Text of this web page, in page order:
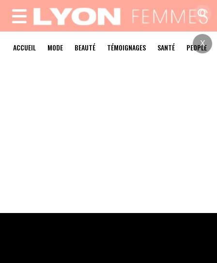
MENU
ACCUEIL MODE BEAUTÉ TÉMOIGNAGES SANTÉ PEOPLE
X